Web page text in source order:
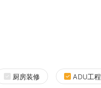
厨房装修 ADU工程